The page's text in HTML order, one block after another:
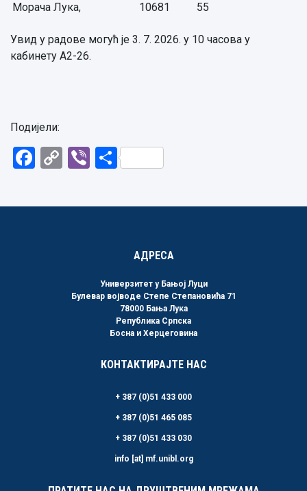
Морача Лука,
10681 55
Увид у радове могућ је 3. 7. 2026. у 10 часова у
кабинету А2-26.
Подијели:
Facebook
CopyViberShare
АДРЕСА
Универзитет у Бањој Луци
Булевар војводе Степе Степановића 71
78000 Бања Лука
Република Српска
Босна и Херцеговина
КОНТАКТИРАЈТЕ НАС
+ 387 (0)51 433 000
+ 387 (0)51 465 085
+ 387 (0)51 433 030
info [at] mf.unibl.org